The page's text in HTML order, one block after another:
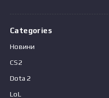
Categories
Новини
CS2
Dota 2
LoL